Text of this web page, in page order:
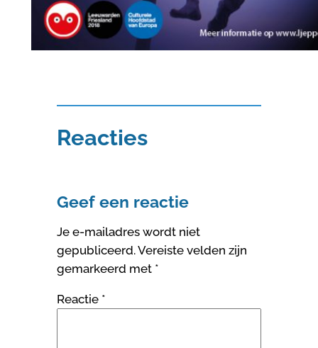
Reacties
Geef een reactie
Je e-mailadres wordt niet
gepubliceerd.Vereiste velden zijn
gemarkeerd met *
Reactie *